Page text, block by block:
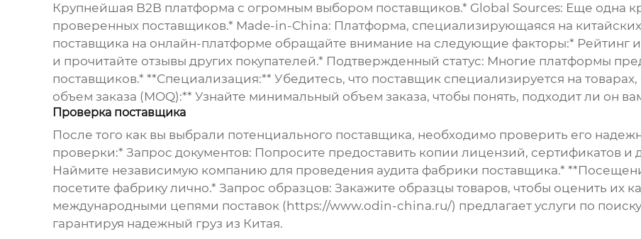
Крупнейшая B2B платформа с огромным выбором поставщиков.* Global Sources: Еще одна
проверенных поставщиков.* Made-in-China: Платформа, специализирующаяся на
поставщика на онлайн-платформе обращайте внимание на следующие факторы:* Рейтинг
и прочитайте отзывы других покупателей.* Подтвержденный статус: Многие платформы
поставщиков.* **Специализация:** Убедитесь, что поставщик специализируется на
объем заказа (MOQ):** Узнайте минимальный объем заказа, чтобы понять, подходит ли он
Проверка поставщика
После того как вы выбрали потенциального поставщика, необходимо проверить его
проверки:* Запрос документов: Попросите предоставить копии лицензий, сертификатов и
Наймите независимую компанию для проведения аудита фабрики поставщика.*
посетите фабрику лично.* Запрос образцов: Закажите образцы товаров, чтобы оценить их
международными цепями поставок (https://www.odin-china.ru/) предлагает услуги по
гарантируя надежный груз из Китая.